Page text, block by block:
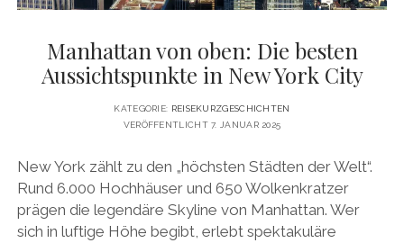
Manhattan von oben: Die besten
Aussichtspunkte in New York City
KATEGORIE: REISEKURZGESCHICHTEN
VERÖFFENTLICHT 7. JANUAR 2025
New York zählt zu den „höchsten Städten der Welt“.
Rund 6.000 Hochhäuser und 650 Wolkenkratzer
prägen die legendäre Skyline von Manhattan. Wer
sich in luftige Höhe begibt, erlebt spektakuläre